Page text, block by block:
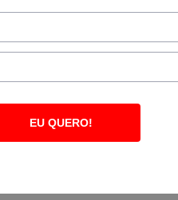
EU QUERO!